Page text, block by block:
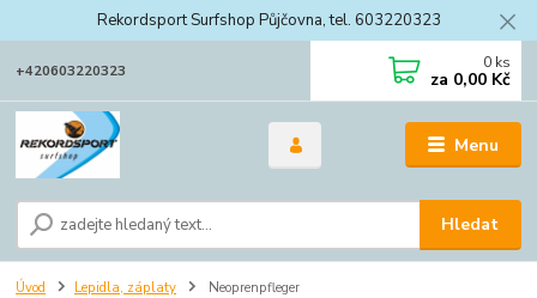
Rekordsport Surfshop Půjčovna, tel. 603220323
Menu
Hledat
+420603220323 0 ks
za 0,00 Kč
Úvod Lepidla, záplaty Neoprenpfleger